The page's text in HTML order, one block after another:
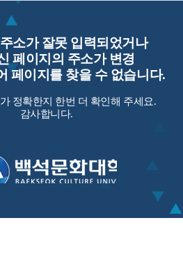
소가 잘못 입력되었거나
페이지의 주소가 변경
페이지를 찾을 수 없습니다.
정확한지 한번 더 확인해 주세요.
감사합니다.